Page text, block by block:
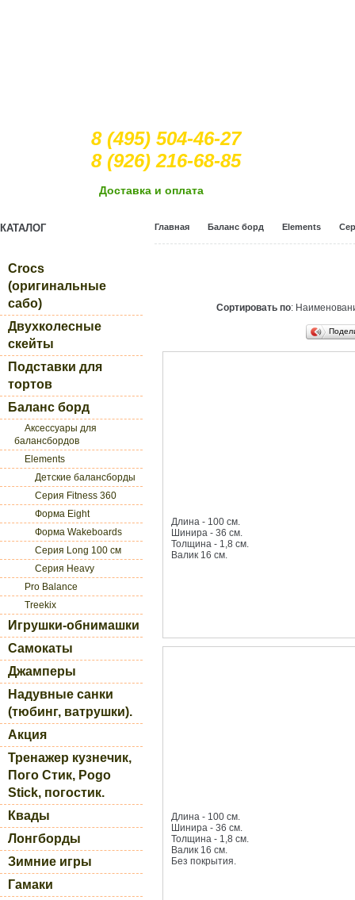
8 (495) 504-46-27
8 (926) 216-68-85
Доcтавка и оплата
КАТАЛОГ
Crocs
(оригинальные
сабо)
Двухколесные
скейты
Подставки для
тортов
Баланс борд
Аксессуары для
балансбордов
Elements
Детские балансборды
Серия Fitness 360
Форма Eight
Форма Wakeboards
Серия Long 100 см
Серия Heavy
Pro Balance
Treekix
Игрушки-обнимашки
Самокаты
Джамперы
Надувные санки
(тюбинг, ватрушки).
Акция
Тренажер кузнечик,
Пого Стик, Pogo
Stick, погостик.
Квады
Лонгборды
Зимние игры
Гамаки
Главная Баланс борд Elements
Сортировать по:
Длина - 100 см.
Шинира - 36 см.
Толщина - 1,8 см.
Валик 16 см.
Длина - 100 см.
Шинира - 36 см.
Толщина - 1,8 см.
Валик 16 см.
Без покрытия.